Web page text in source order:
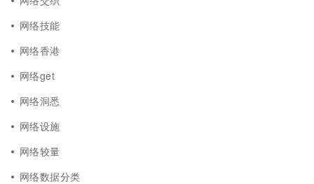
网络技能
网络香港
网络get
网络洞悉
网络设施
网络较量
网络数据分类